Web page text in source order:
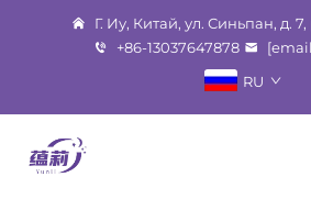
Г. Иу, Китай, ул. Синьпан, д.
+86-13037647878
RU